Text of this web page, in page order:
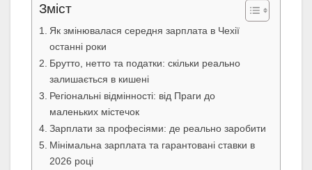
Зміст
Як змінювалася середня зарплата в Чехії
останні роки
Брутто, нетто та податки: скільки реально
залишається в кишені
Регіональні відмінності: від Праги до
маленьких містечок
Зарплати за професіями: де реально заробити
Мінімальна зарплата та гарантовані ставки в
2026 році